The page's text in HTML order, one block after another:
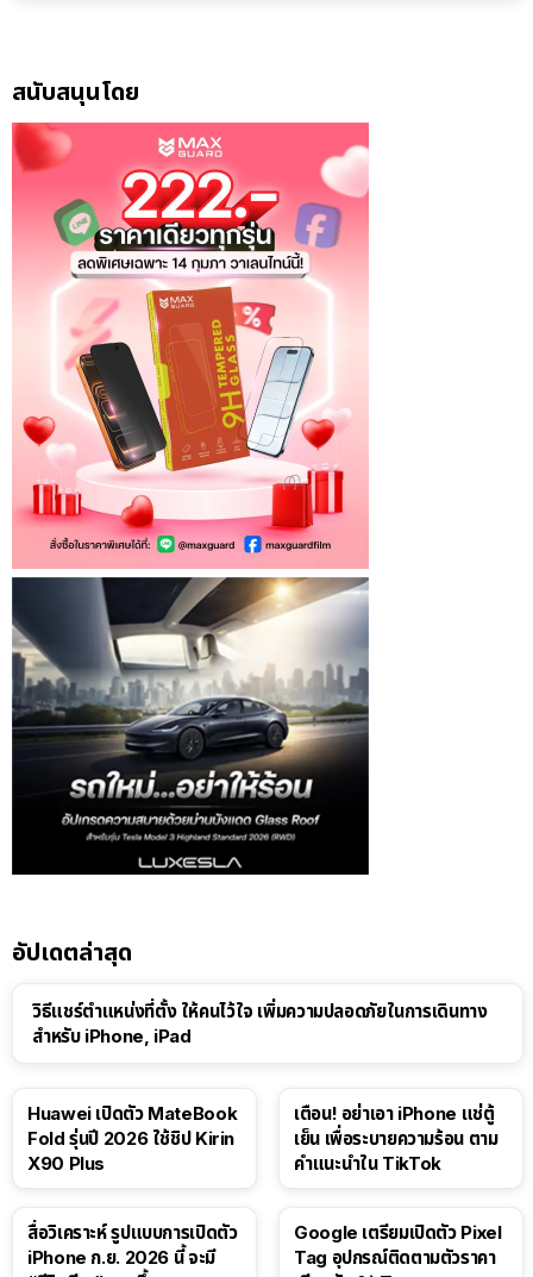
สนับสนุนโดย
อัปเดตล่าสุด
วิธีแชร์ตำแหน่งที่ตั้ง ให้คนไว้ใจ เพิ่มความปลอดภัยในการเดินทาง
สำหรับ iPhone, iPad
Huawei เปิดตัว MateBook
Fold รุ่นปี 2026 ใช้ชิป Kirin
X90 Plus
เตือน! อย่าเอา iPhone แช่ตู้
เย็น เพื่อระบายความร้อน ตาม
คำแนะนำใน TikTok
สื่อวิเคราะห์ รูปแบบการเปิดตัว
iPhone ก.ย. 2026 นี้ จะมี
Google เตรียมเปิดตัว Pixel
Tag อุปกรณ์ติดตามตัวราคา